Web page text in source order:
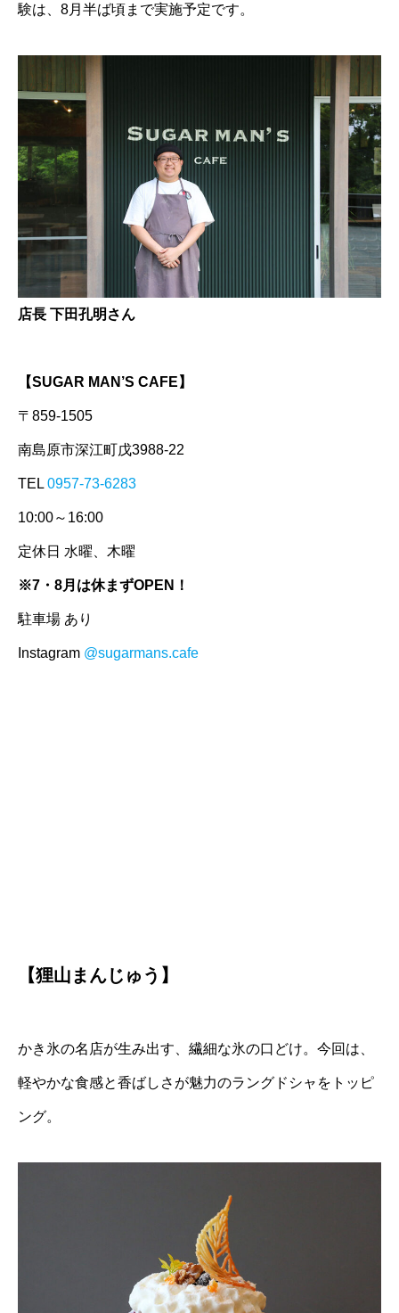
験は、8月半ば頃まで実施予定です。
店長 下田孔明さん
【SUGAR MAN’S CAFE】
〒859-1505
南島原市深江町戊3988-22
TEL 0957-73-6283
10:00～16:00
定休日 水曜、木曜
※7・8月は休まずOPEN！
駐車場 あり
Instagram @sugarmans.cafe
【狸山まんじゅう】
かき氷の名店が生み出す、繊細な氷の口どけ。今回は、
軽やかな食感と香ばしさが魅力のラングドシャをトッピ
ング。